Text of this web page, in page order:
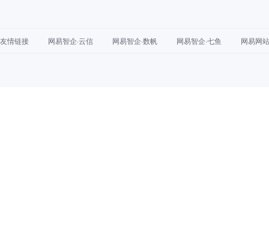
友情链接 网易智企·云信 网易智企·数帆 网易智企·七鱼 网易网